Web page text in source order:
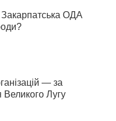
Закарпатська ОДА
— за
Лугу